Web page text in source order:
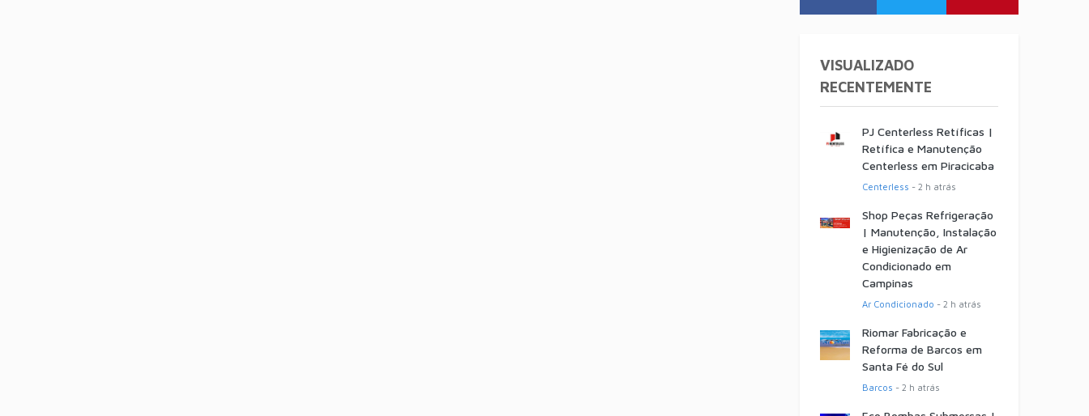
VISUALIZADO
RECENTEMENTE
PJ Centerless Retíficas |
Retífica e Manutenção
Centerless em Piracicaba
Centerless - 2 h atrás
Shop Peças Refrigeração
| Manutenção, Instalação
e Higienização de Ar
Condicionado em
Campinas
Ar Condicionado - 2 h atrás
Riomar Fabricação e
Reforma de Barcos em
Santa Fé do Sul
Barcos - 2 h atrás